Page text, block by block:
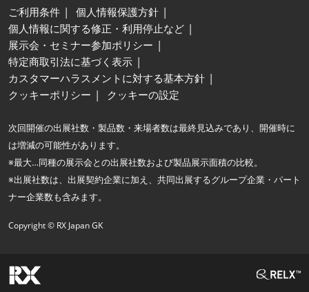
ご利用条件
個人情報保護方針
個人情報に関する修正・利用停止など
展示会・セミナー参加ポリシー
特定商取引法に基づく表示
カスタマーハラスメントに対する基本方針
クッキーポリシー
クッキーの設定
次回開催の出展社数・製品数・来場者数は最終見込みであり、開催時に
は増減の可能性があります。
※最大…同種の展示会との出展社数および製品展示面積の比較。
※出展社数は、出展契約企業に加え、共同出展するグループ企業・パート
ナー企業数も含みます。
Copyright © RX Japan GK